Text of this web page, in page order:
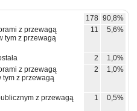
178 90,8%
z przewagą
tym z przewagą
11 5,6%
2
1,0%
z przewagą
tym z przewagą
2 1,0%
z przewagą
1 0,5%